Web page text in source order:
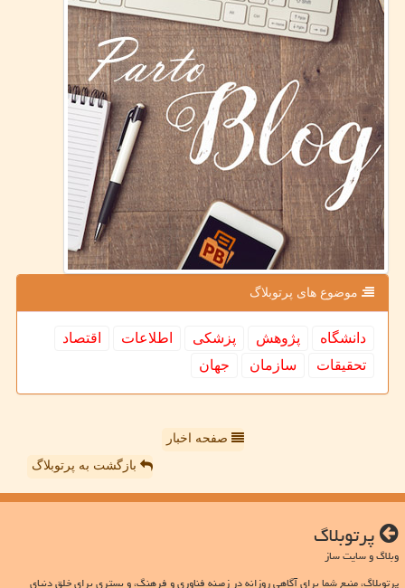
موضوع های پرتوبلاگ
دانشگاه پژوهش پزشكی اطلاعات
اقتصاد
تحقیقات
سازمان جهان
صفحه اخبار
بازگشت به پرتوبلاگ
پرتوبلاگ
وبلاگ و سایت ساز
پرتوبلاگ، منبع شما برای آگاهی روزانه در زمینه فناوری و فرهنگ، و بستری برای خلق دنیای